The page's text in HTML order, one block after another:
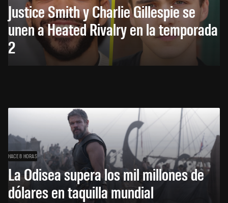
Justice Smith y Charlie Gillespie se
unen a Heated Rivalry en la temporada
2
HACE 8 HORAS
La Odisea supera los mil millones de
dólares en taquilla mundial